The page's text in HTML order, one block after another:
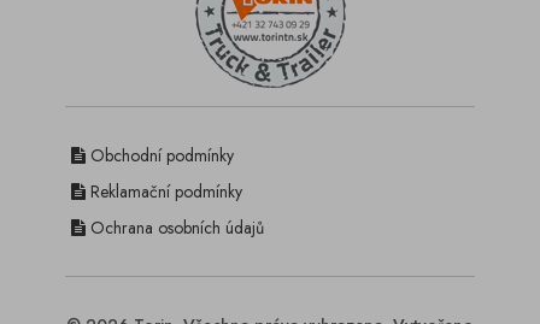
Obchodní podmínky
Reklamační podmínky
Ochrana osobních údajů